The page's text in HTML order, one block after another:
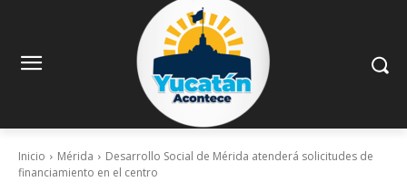
Inicio Mérida
Desarrollo Social de Mérida atenderá solicitudes de
financiamiento en el centro